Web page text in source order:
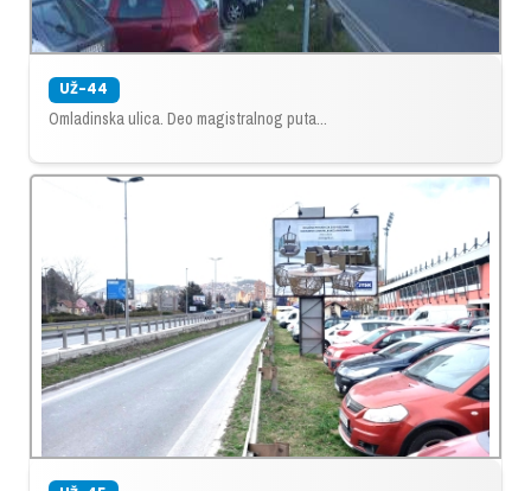
UŽ-44
Omladinska ulica. Deo magistralnog puta...